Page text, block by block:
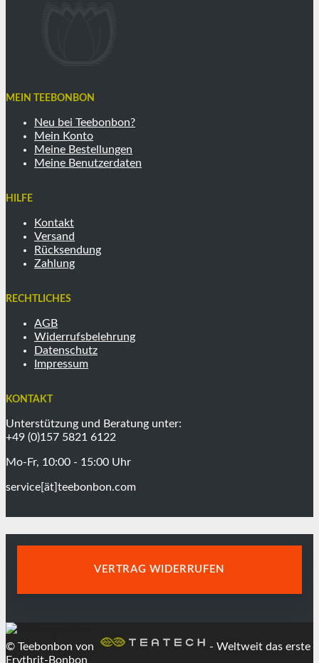
MEIN TEEBONBON
Neu bei Teebonbon?
Mein Konto
Meine Bestellungen
Meine Benutzerdaten
HILFE
Kontakt
Versand
Rücksendung
Zahlung
RECHTLICHES
AGB
Widerrufsbelehrung
Datenschutz
Impressum
KONTAKT
Unterstützung und Beratung unter:
+49 (0)157 5821 6122
Mo-Fr, 10:00 - 15:00 Uhr
service[ät]teebonbon.com
VERTRAG WIDERRUFEN
© Teebonbon von
- Weltweit das erste
Erythrit-Bonbon